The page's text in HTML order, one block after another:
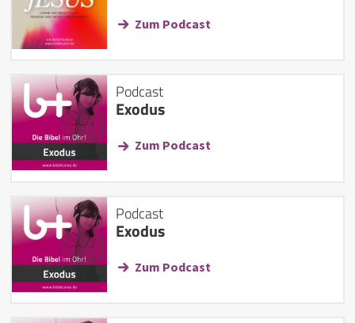
Zum Podcast
Podcast
Exodus
Zum Podcast
Podcast
Exodus
Zum Podcast